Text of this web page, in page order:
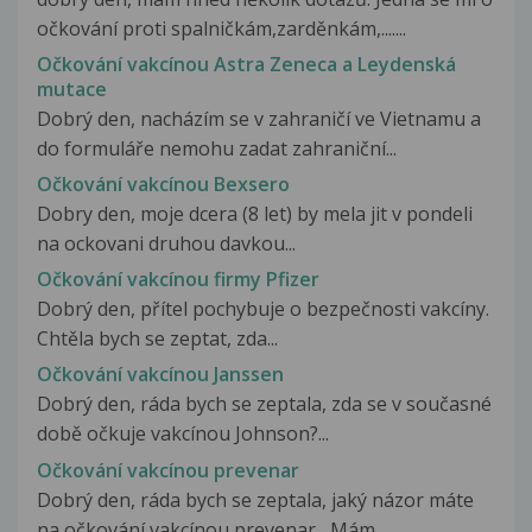
očkování proti spalničkám,zarděnkám,.......
Očkování vakcínou Astra Zeneca a Leydenská
mutace
Dobrý den, nacházím se v zahraničí ve Vietnamu a
do formuláře nemohu zadat zahraniční...
Očkování vakcínou Bexsero
Dobry den, moje dcera (8 let) by mela jit v pondeli
na ockovani druhou davkou...
Očkování vakcínou firmy Pfizer
Dobrý den, přítel pochybuje o bezpečnosti vakcíny.
Chtěla bych se zeptat, zda...
Očkování vakcínou Janssen
Dobrý den, ráda bych se zeptala, zda se v současné
době očkuje vakcínou Johnson?...
Očkování vakcínou prevenar
Dobrý den, ráda bych se zeptala, jaký názor máte